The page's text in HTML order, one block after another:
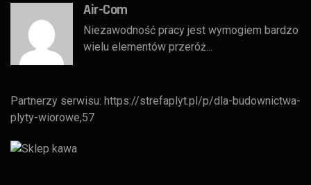
Air-Com
Niezawodność pracy jest wymogiem bardzo
wielu elementów przeróż...
Partnerzy serwisu: https://strefaplyt.pl/p/dla-budownictwa-
plyty-wiorowe,57